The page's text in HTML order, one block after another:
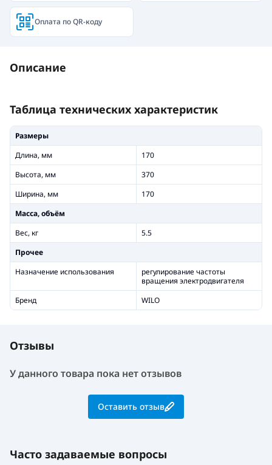
Оплата по QR-коду
Описание
Таблица технических характеристик
Размеры
Длина, мм
170
Высота, мм
370
Ширина, мм
170
Масса, объём
Вес, кг
5.5
Прочее
Назначение использования
регулирование частоты
вращения электродвигателя
Бренд
WILO
Отзывы
У данного товара пока нет отзывов
Оставить отзыв
Часто задаваемые вопросы